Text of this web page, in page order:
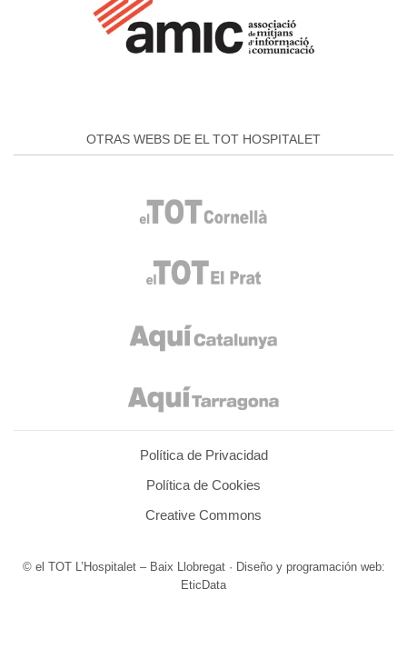
OTRAS WEBS DE EL TOT HOSPITALET
Política de Privacidad
Política de Cookies
Creative Commons
© el TOT L’Hospitalet – Baix Llobregat · Diseño y programación web:
EticData